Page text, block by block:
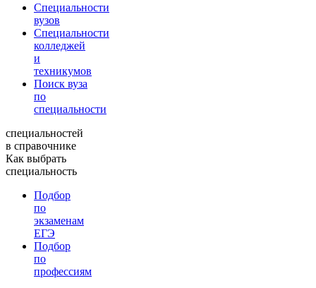
Специальности
вузов
Специальности
колледжей
и
техникумов
Поиск вуза
по
специальности
специальностей
в справочнике
Как выбрать
специальность
Подбор
по
экзаменам
ЕГЭ
Подбор
по
профессиям